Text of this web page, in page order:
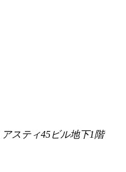
スティ45ビル地下1階